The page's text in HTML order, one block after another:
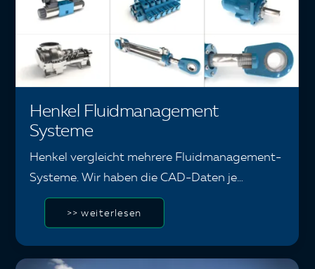
Henkel Fluidmanagement
Systeme
Henkel vergleicht mehrere Fluidmanagement-
Systeme. Wir haben die CAD-Daten je…
>> weiterlesen